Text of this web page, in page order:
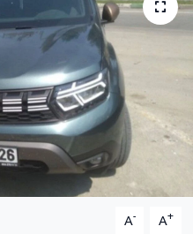
A- A+